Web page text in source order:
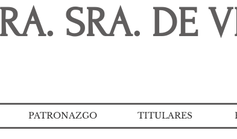
SRA. DE
PATRONAZGO TITULARES